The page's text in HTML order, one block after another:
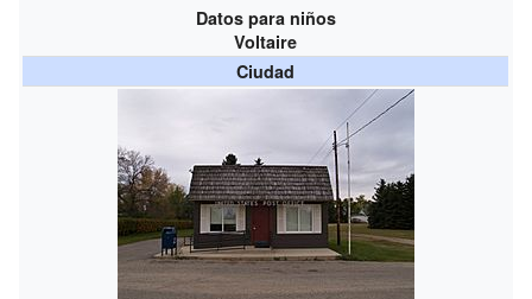
Datos para niños
Voltaire
Ciudad